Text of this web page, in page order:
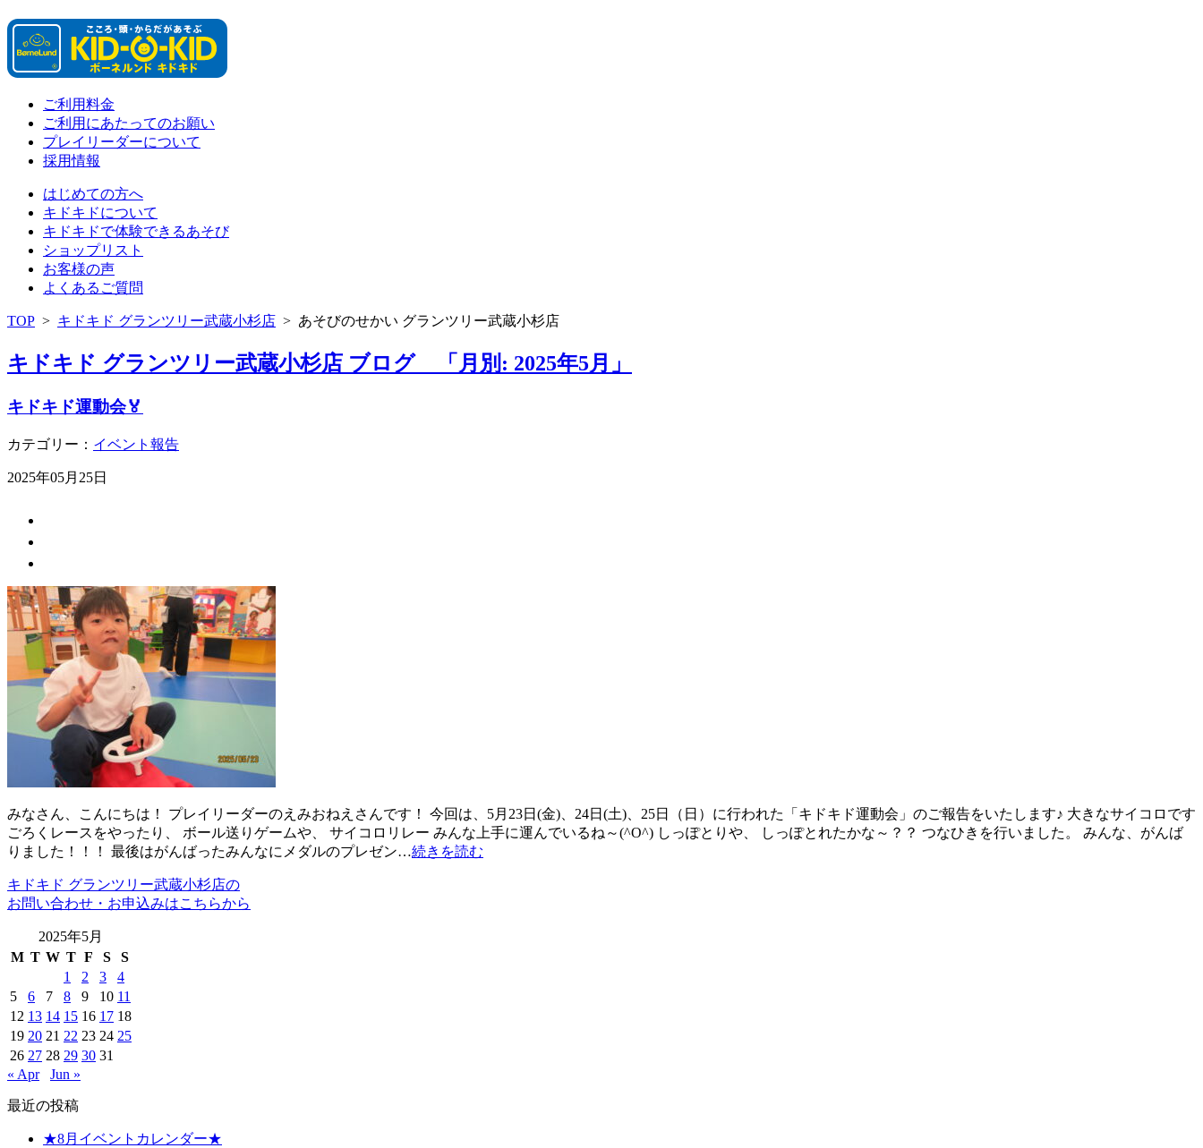
ご利用料金
ご利用にあたってのお願い
プレイリーダーについて
採用情報
はじめての方へ
キドキドについて
キドキドで体験できるあそび
ショップリスト
お客様の声
よくあるご質問
TOP > キドキド グランツリー武蔵小杉店 > あそびのせかい グランツリー武蔵小杉店
キドキド グランツリー武蔵小杉店 ブログ 「月別: 2025年5月」
キドキド運動会🏅
カテゴリー： イベント報告
2025年05月25日
みなさん、こんにちは！ プレイリーダーのえみおねえさんです！ 今回は、5月23日(金)、24日(土)、25日（日）に行われた「キドキド運動会」のご報告をいたします♪ 大きなサイコロです
ごろくレースをやったり、 ボール送りゲームや、 サイコロリレー みんな上手に運んでいるね～(^O^) しっぽとりや、 しっぽとれたかな～？？ つなひきを行いました。 みんな、がんば
りました！！！ 最後はがんばったみんなにメダルのプレゼン…続きを読む
キドキド グランツリー武蔵小杉店の
お問い合わせ・お申込みはこちらから
2025年5月
M T W T F S
S
1
2 3
4
5
6 7 8 9 10 11
12 13 14 15 16 17 18
19 20 21 22 23 24 25
26 27 28 29 30 31
« Apr
Jun »
最近の投稿
★8月イベントカレンダー★